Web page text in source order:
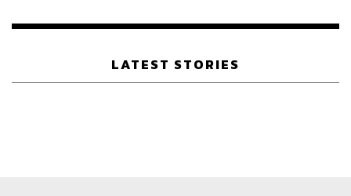
เรือนไทยที่ถูกซุกไว้
LATEST STORIES